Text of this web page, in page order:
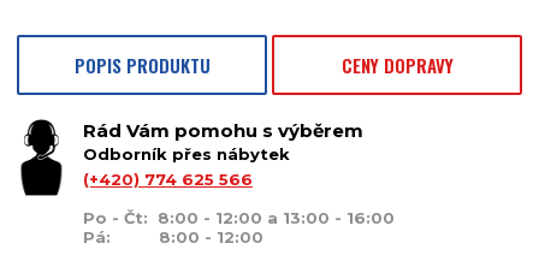
POPIS PRODUKTU CENY DOPRAVY
Rád Vám pomohu s výběrem
Odborník přes nábytek
(+420) 774 625 566
Po - Čt: 8:00 - 12:00 a 13:00 - 16:00
Pá: 8:00 - 12:00